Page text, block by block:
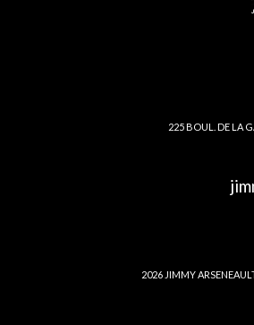
225 BOUL. DE LA
2026 JIMMY